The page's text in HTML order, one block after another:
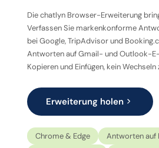
Die chatlyn Browser-Erweiterung
Verfassen Sie markenkonforme
bei Google, TripAdvisor und
Antworten auf Gmail- und Outlook-
Kopieren und Einfügen, kein
Erweiterung holen
Chrome & Edge Antworten auf